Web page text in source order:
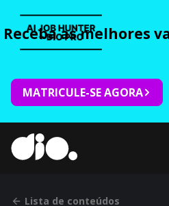
Receba as melhores
MATRICULE-SE AGORA
Lista de conteúdos